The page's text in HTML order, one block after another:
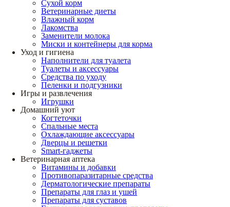
Сухой корм
Ветеринарные диеты
Влажный корм
Лакомства
Заменители молока
Миски и контейнеры для корма
Уход и гигиена
Наполнители для туалета
Туалеты и аксессуары
Средства по уходу
Пеленки и подгузники
Игры и развлечения
Игрушки
Домашний уют
Когтеточки
Спальные места
Охлаждающие аксессуары
Дверцы и решетки
Smart-гаджеты
Ветеринарная аптека
Витамины и добавки
Противопаразитарные средства
Дерматологические препараты
Препараты для глаз и ушей
Препараты для суставов